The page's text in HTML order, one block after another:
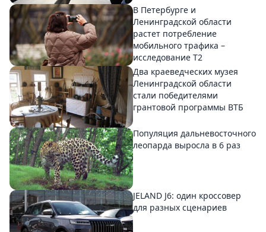
В Петербурге и
Ленинградской области
растет потребление
мобильного трафика –
исследование T2
Два краеведческих музея
Ленинградской области
стали победителями
грантовой программы ВТБ
Популяция дальневосточного
леопарда выросла в 6 раз
JELAND J6: один кроссовер
для разных сценариев